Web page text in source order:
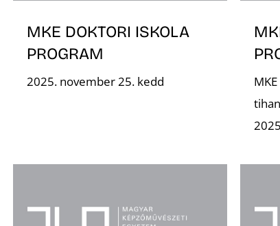
MKE DOKTORI ISKOLA
PROGRAM
2025. november 25. kedd